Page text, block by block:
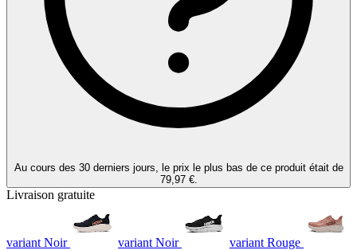
Au cours des 30 derniers jours, le prix le plus bas de ce produit était de
79,97 €.
Livraison gratuite
variant Noir variant Noir variant Rouge